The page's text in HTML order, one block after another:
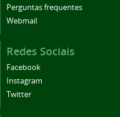
Perguntas frequentes
Webmail
Redes Sociais
Facebook
Instagram
Twitter